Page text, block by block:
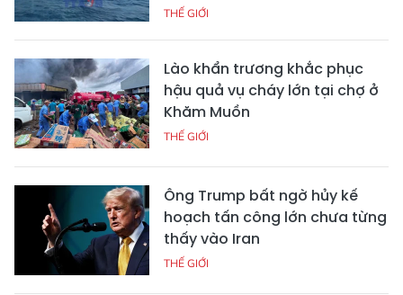
THẾ GIỚI
Lào khẩn trương khắc phục
hậu quả vụ cháy lớn tại chợ ở
Khăm Muồn
THẾ GIỚI
Ông Trump bất ngờ hủy kế
hoạch tấn công lớn chưa từng
thấy vào Iran
THẾ GIỚI